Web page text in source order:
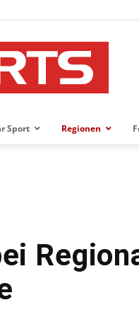
Sport Regionen